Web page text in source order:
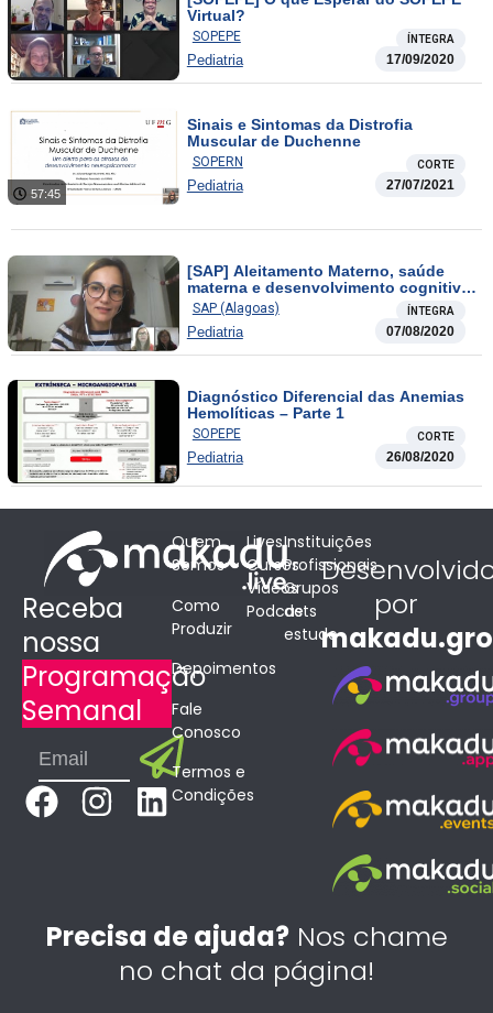
Virtual?
SOPEPE ÍNTEGRA
Pediatria 17/09/2020
57:45
Sinais e Sintomas da Distrofia
Muscular de Duchenne
SOPERN CORTE
Pediatria 27/07/2021
[SAP] Aleitamento Materno, saúde
materna e desenvolvimento cognitivo:
uma relação positiva
SAP (Alagoas) ÍNTEGRA
Pediatria 07/08/2020
Diagnóstico Diferencial das Anemias
Hemolíticas – Parte 1
SOPEPE CORTE
Pediatria 26/08/2020
Receba
nossa
Programação
Semanal
Email Submit
F
b
I
a
L
e
d
Quem
Somos
Como
Produzir
Depoimentos
Fale
Conosco
Termos e
Condições
Lives
Cursos
Vídeos
Podcasts
Instituições
Profissionais
Grupos
de
estudo
por
Precisa de ajuda?Nos chame
no chat da página!